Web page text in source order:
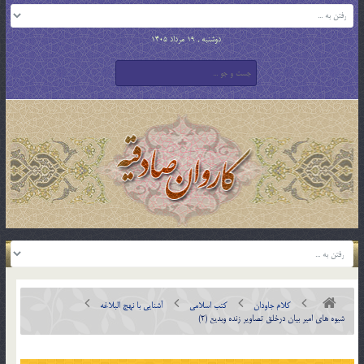
دوشنبه , 19 مرداد 1405
کلام جاودان کتب اسلامی
آشنایی با نهج البلاغه
شيوه هاي امير بيان درخلق تصاوير زنده وبديع (2)